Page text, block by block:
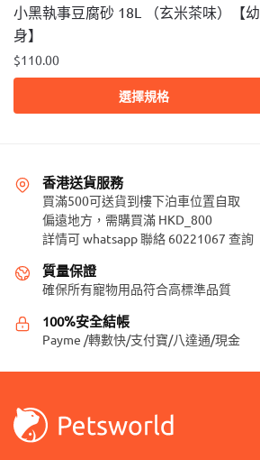
小黑執事豆腐砂 18L （玄米茶味）【幼
身】
$110.00
選擇規格
產
多
種
可
在
品
面
擇
選
香港送貨服務
買滿500可送貨到樓下泊車位置自取
偏遠地方，需購買滿 HKD_800
詳情可 whatsapp 聯絡 60221067 查詢
質量保證
確保所有寵物用品符合高標準品質
100%安全結帳
Payme /轉數快/支付寶/八達通/現金